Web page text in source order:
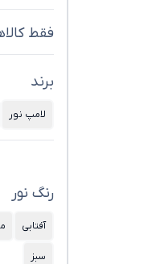
فقط
برند
لامپ نور
رنگ نور
آفتابی
سبز